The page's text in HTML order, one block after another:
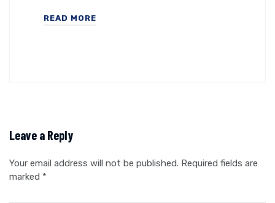
READ MORE
Leave a Reply
Your email address will not be published. Required fields are
marked *